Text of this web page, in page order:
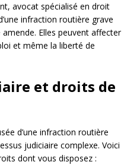
avocat spécialisé en droit
infraction routière grave
Elles peuvent affecter
et même la liberté de
et droits de
d’une infraction routière
judiciaire complexe. Voici
dont vous disposez :